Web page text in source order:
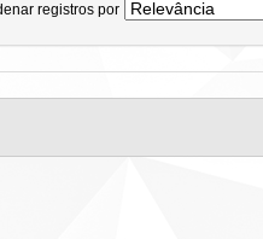
registros por